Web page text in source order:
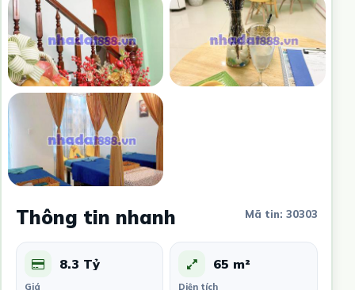
Thông tin nhanh Mã tin: 30303
8.3 Tỷ
Giá
65 m²
Diện tích